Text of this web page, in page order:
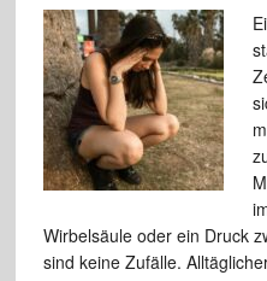
Wirbelsäule oder ein Druck
sind keine Zufälle.